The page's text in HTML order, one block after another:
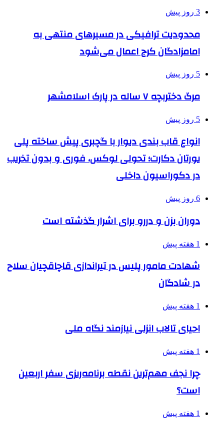
3 روز پیش
محدودیت ترافیکی در مسیرهای منتهی به
امامزادگان کرج اعمال می‌شود
5 روز پیش
مرگ دختربچه ۷ ساله در پارک اسلامشهر
5 روز پیش
انواع قاب بندی دیوار با گچبری پیش ساخته پلی
یورتان دکارت؛ تحولی لوکس، فوری و بدون تخریب
در دکوراسیون داخلی
6 روز پیش
دوران بزن و دررو برای اشرار گذشته است
1 هفته پیش
شهادت مامور پلیس در تیراندازی قاچاقچیان سلاح
در شادگان
1 هفته پیش
احیای تالاب انزلی نیازمند نگاه ملی
1 هفته پیش
چرا نجف مهم‌ترین نقطه برنامه‌ریزی سفر اربعین
است؟
1 هفته پیش